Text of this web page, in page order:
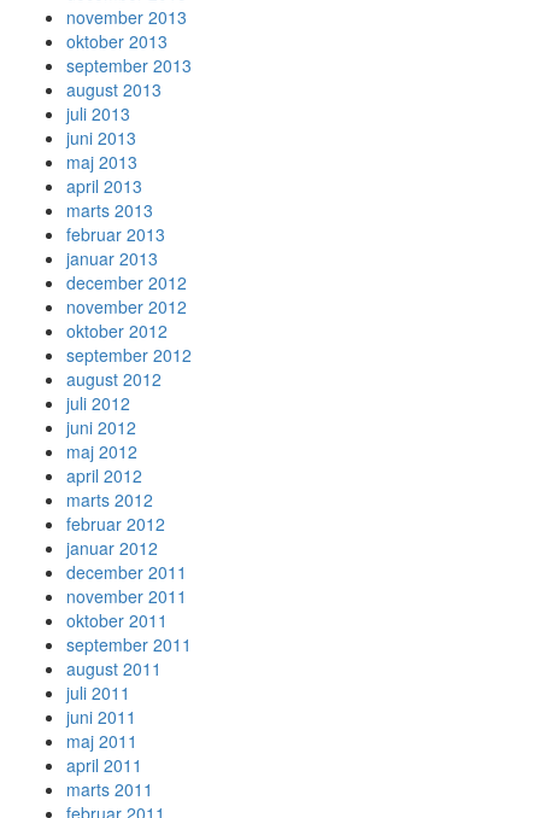
november 2013
oktober 2013
september 2013
august 2013
juli 2013
juni 2013
maj 2013
april 2013
marts 2013
februar 2013
januar 2013
december 2012
november 2012
oktober 2012
september 2012
august 2012
juli 2012
juni 2012
maj 2012
april 2012
marts 2012
februar 2012
januar 2012
december 2011
november 2011
oktober 2011
september 2011
august 2011
juli 2011
juni 2011
maj 2011
april 2011
marts 2011
februar 2011